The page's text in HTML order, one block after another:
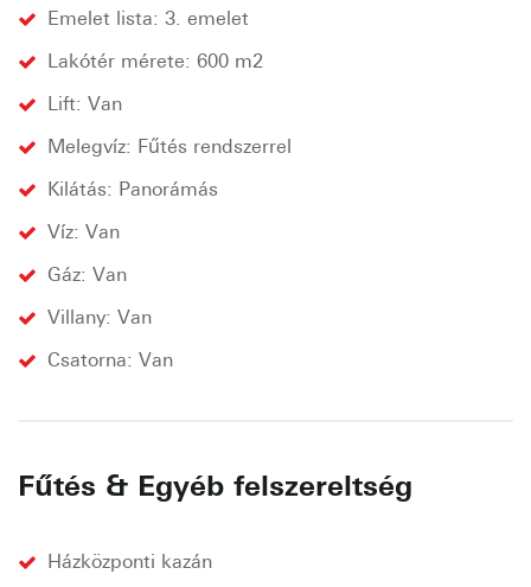
Emelet lista: 3. emelet
Lakótér mérete: 600 m2
Lift: Van
Melegvíz: Fűtés rendszerrel
Kilátás: Panorámás
Víz: Van
Gáz: Van
Villany: Van
Csatorna: Van
Fűtés & Egyéb felszereltség
Házközponti kazán